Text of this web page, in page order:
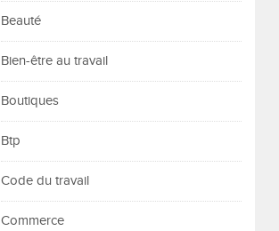
Beauté
Bien-être au travail
Boutiques
Btp
Code du travail
Commerce